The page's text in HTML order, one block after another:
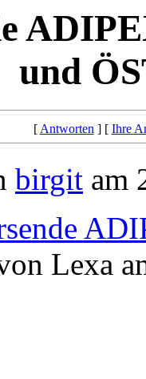
und
[Antworten] [ Ihre
birgit am
Lexa